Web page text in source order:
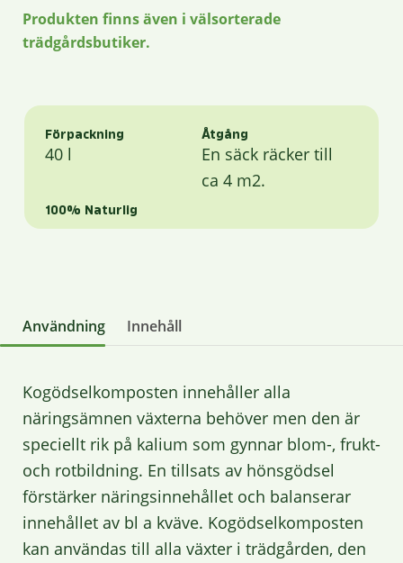
Produkten finns även i välsorterade
trädgårdsbutiker.
Förpackning
40 l
Åtgång
En säck räcker till
ca 4 m2.
100% Naturlig
Användning Innehåll
Kogödselkomposten innehåller alla
näringsämnen växterna behöver men den är
speciellt rik på kalium som gynnar blom-, frukt-
och rotbildning. En tillsats av hönsgödsel
förstärker näringsinnehållet och balanserar
innehållet av bl a kväve. Kogödselkomposten
kan användas till alla växter i trädgården, den